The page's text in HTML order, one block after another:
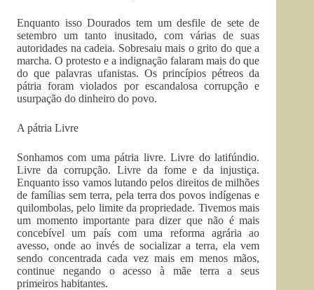
Enquanto isso Dourados tem um desfile de sete de
setembro um tanto inusitado, com várias de suas
autoridades na cadeia. Sobresaiu mais o grito do que a
marcha. O protesto e a indignação falaram mais do que
do que palavras ufanistas. Os princípios pétreos da
pátria foram violados por escandalosa corrupção e
usurpação do dinheiro do povo.
A pátria Livre
Sonhamos com uma pátria livre. Livre do latifúndio.
Livre da corrupção. Livre da fome e da injustiça.
Enquanto isso vamos lutando pelos direitos de milhões
de famílias sem terra, pela terra dos povos indígenas e
quilombolas, pelo limite da propriedade. Tivemos mais
um momento importante para dizer que não é mais
concebível um país com uma reforma agrária ao
avesso, onde ao invés de socializar a terra, ela vem
sendo concentrada cada vez mais em menos mãos,
continue negando o acesso à mãe terra a seus
primeiros habitantes.